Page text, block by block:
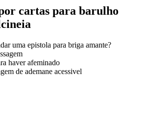
cartas para barulho
uma epistola para briga amante?
haver afeminado
de ademane acessivel